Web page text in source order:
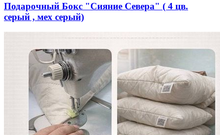
Подарочный Бокс "Сияние Севера" ( 4 цв.
серый , мех серый)